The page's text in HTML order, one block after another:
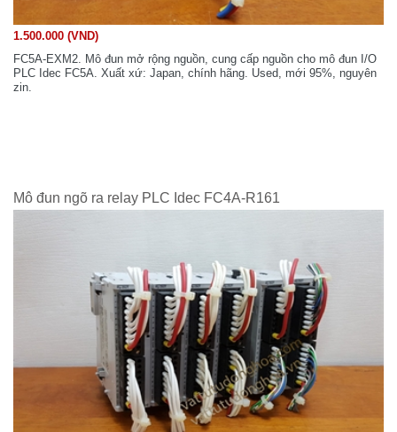
1.500.000 (VND)
FC5A-EXM2. Mô đun mở rộng nguồn, cung cấp nguồn cho mô đun I/O
PLC Idec FC5A. Xuất xứ: Japan, chính hãng. Used, mới 95%, nguyên
zin.
Mô đun ngõ ra relay PLC Idec FC4A-R161